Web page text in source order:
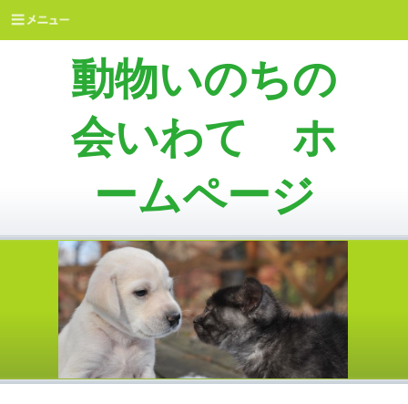
動物いのちの
会いわて ホ
ームページ